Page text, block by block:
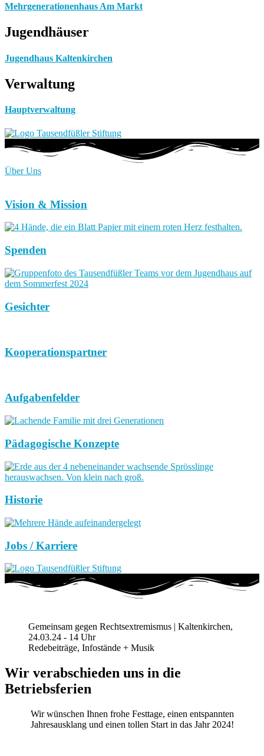
Mehrgenerationenhaus Am Markt
Jugendhäuser
Jugendhaus Kaltenkirchen
Verwaltung
Hauptverwaltung
Über Uns
Vision & Mission
Spenden
Gesichter
Kooperationspartner
Aufgabenfelder
Pädagogische Konzepte
Historie
Jobs / Karriere
Gemeinsam gegen Rechtsextremismus | Kaltenkirchen,
24.03.24 - 14 Uhr
Redebeiträge, Infostände + Musik
Wir verabschieden uns in die
Betriebsferien
Wir wünschen Ihnen frohe Festtage, einen entspannten
Jahresausklang und einen tollen Start in das Jahr 2024!